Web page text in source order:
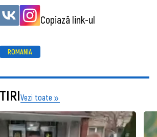
Copiază link-ul
ROMANIA
Vezi toate